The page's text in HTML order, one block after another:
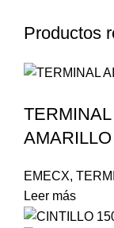
Productos
EMECX,
Leer más